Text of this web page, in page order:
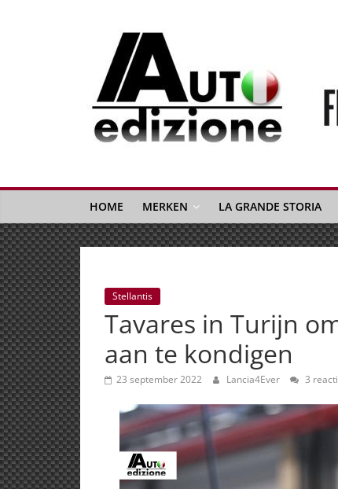
Auto
Edizione
La
Gazetta
dell'Automobile
Italiana
|
Italiaans
autonieuws
&
lifestyle
HOME MERKEN LA GRANDE STORIA
Stellantis
Tavares in Turijn
aan te kondigen
23 september 2022 Lancia4Ever 3